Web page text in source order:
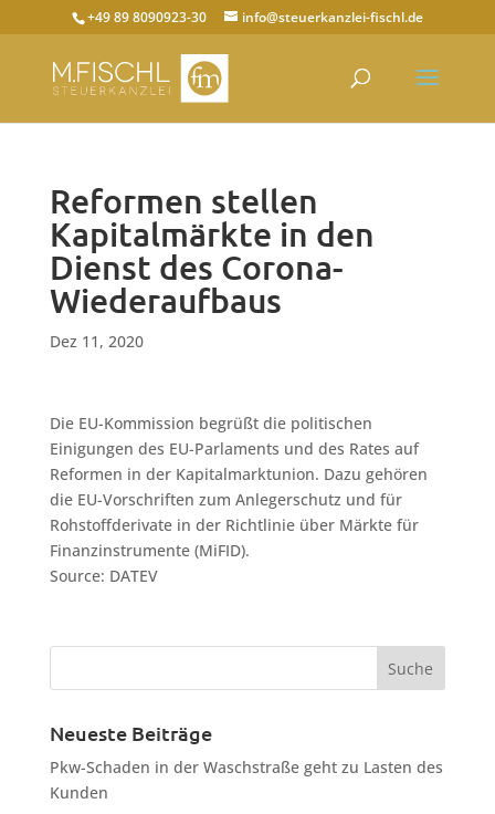
+49 89 8090923-30 info@steuerkanzlei-fischl.de
Reformen stellen
Kapitalmärkte in den
Dienst des Corona-
Wiederaufbaus
Dez 11, 2020
Die EU-Kommission begrüßt die politischen
Einigungen des EU-Parlaments und des Rates auf
Reformen in der Kapitalmarktunion. Dazu gehören
die EU-Vorschriften zum Anlegerschutz und für
Rohstoffderivate in der Richtlinie über Märkte für
Finanzinstrumente (MiFID).
Source: DATEV
Neueste Beiträge
Pkw-Schaden in der Waschstraße geht zu Lasten des
Kunden